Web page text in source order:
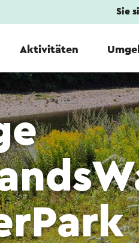
Sie
Aktivitäten